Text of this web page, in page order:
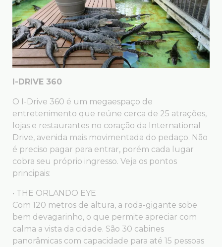
I-DRIVE 360
O I-Drive 360 é um megaespaço de
entretenimento que reúne cerca de 25 atrações,
lojas e restaurantes no coração da International
Drive, avenida mais movimentada do pedaço. Não
é preciso pagar para entrar, porém cada lugar
cobra seu próprio ingresso. Veja os pontos
principais:
• THE ORLANDO EYE
Com 120 metros de altura, a roda-gigante sobe
bem devagarinho, o que permite apreciar com
calma a vista da cidade. São 30 cabines
panorâmicas com capacidade para até 15 pessoas